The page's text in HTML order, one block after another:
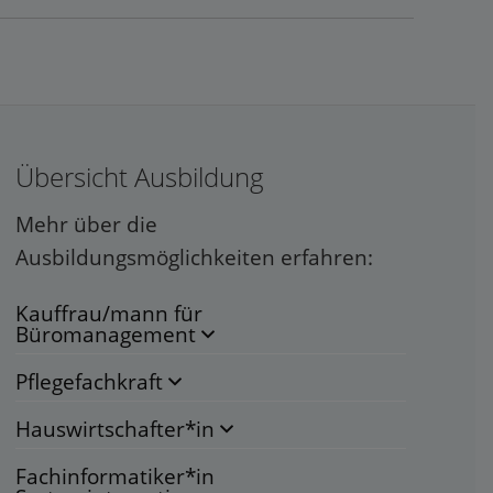
Übersicht Ausbildung
Mehr über die
Ausbildungsmöglichkeiten erfahren:
Kauffrau/mann für
Büromanagement
Pflegefachkraft
Hauswirtschafter*in
Fachinformatiker*in